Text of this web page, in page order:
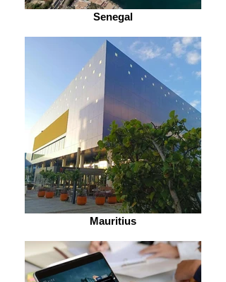
Senegal
Mauritius